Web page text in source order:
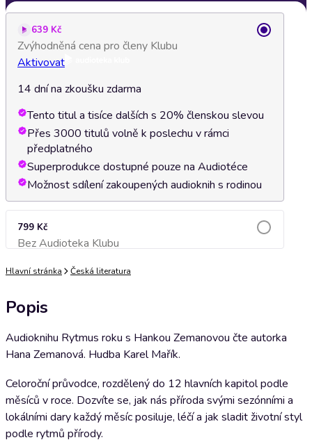
639 Kč
Zvýhodněná cena pro členy Klubu
Aktivovat
14 dní na zkoušku zdarma
Tento titul a tisíce dalších s 20% členskou slevou
Přes 3000 titulů volně k poslechu v rámci
předplatného
Superprodukce dostupné pouze na Audiotéce
Možnost sdílení zakoupených audioknih s rodinou
799 Kč
Bez Audioteka KlubuPřidat do košíku
Hlavní stránka Česká literatura
Popis
Audioknihu Rytmus roku s Hankou Zemanovou čte autorka
Hana Zemanová. Hudba Karel Mařík.
Celoroční průvodce, rozdělený do 12 hlavních kapitol podle
měsíců v roce. Dozvíte se, jak nás příroda svými sezónními a
lokálními dary každý měsíc posiluje, léčí a jak sladit životní styl
podle rytmů přírody.